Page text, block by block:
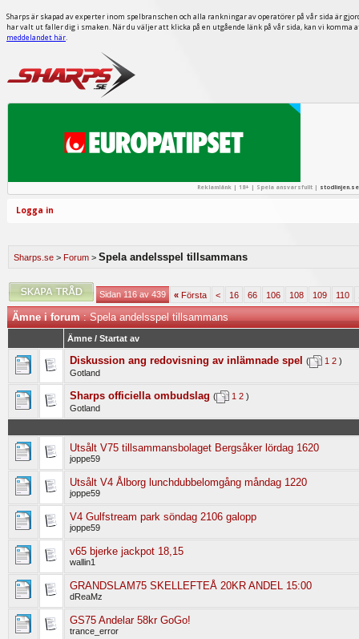
Sharps är skapad av experter inom spelbranschen och alla rankningar av operatörer på vår sida är
har valt ut faller dig i smaken. När du väljer att klicka på en utgående länk på vår sida, kan vi
meddelandet här.
Reklamlänk | 18+ | Spela ansvarsfullt | stodlinjen.se
Logga in
Sharps.se > Forum > Spela andelsspel tillsammans
Sidan 116 av 439 «Första < 16 66 106 108 109 110
Ämne i forum: Spela andelsspel tillsammans
Ämne / Startat av
Diskussion ang redovisning av inlämnade spel ( 1 2 )
Gotland
Sharps officiella ombudslag ( 1 2 )
Gotland
Utsålt V75 tillsammansbolaget Bergsåker lördag 1620
joppe59
Utsålt V4 Ålborg lunchdubbelomgång måndag 1220
joppe59
V4 Gulfstream park söndag 2106 galopp
joppe59
v65 bjerke jackpot 18,15
wallin1
GRANDSLAM75 SKELLEFTEÅ 20KR ANDEL 15:00
dReaMz
GS75 Andelar 58kr GoGo!
trance_error